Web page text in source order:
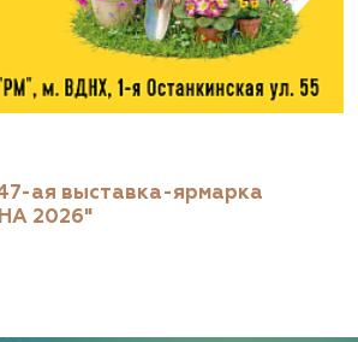
ая выставка-ярмарка
2026"